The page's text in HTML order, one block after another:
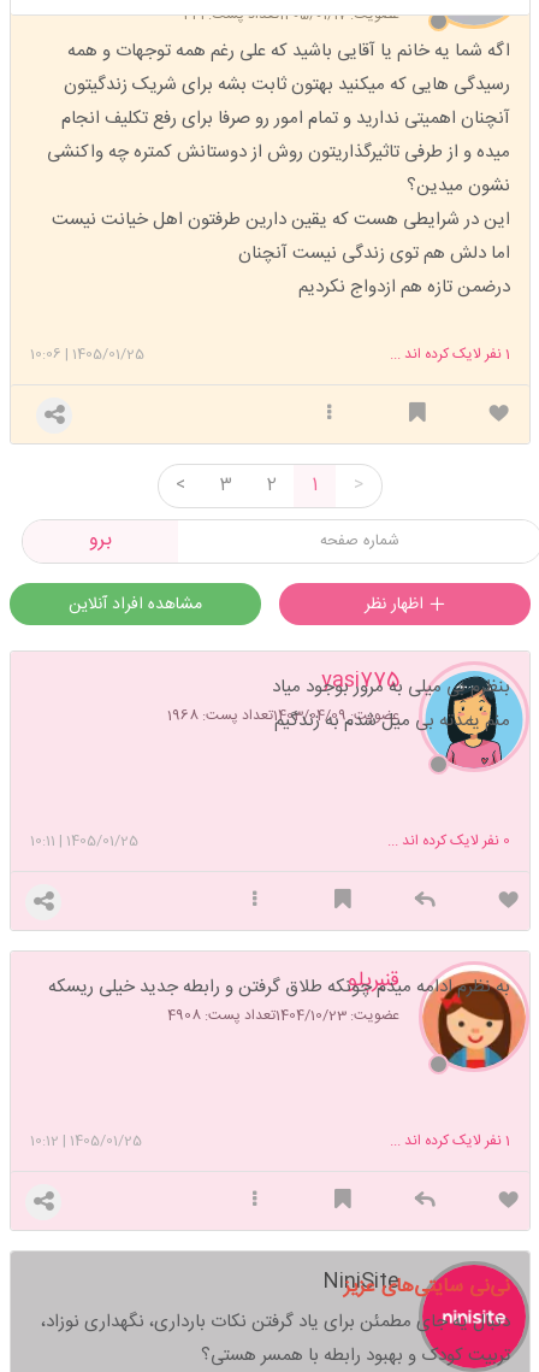
عضویت: 1405/01/17 تعداد پست: 241
اگه شما یه خانم یا آقایی باشید که علی رغم همه توجهات و همه
رسیدگی هایی که میکنید بهتون ثابت بشه برای شریک زندگیتون
آنچنان اهمیتی ندارید و تمام امور رو صرفا برای رفع تکلیف انجام
میده و از طرفی تاثیرگذاریتون روش از دوستانش کمتره چه واکنشی
نشون میدین؟
این در شرایطی هست که یقین دارین طرفتون اهل خیانت نیست
اما دلش هم توی زندگی نیست آنچنان
درضمن تازه هم ازدواج نکردیم
1405/01/25
|
10:06 1نفر لایک کرده اند ...
>
1
2
3
<
برو
مشاهده افراد آنلاین
yasi775
عضویت: 1403/04/09 تعداد پست: 1968
بنظرم بی میلی به مرور بوجود میاد
منم یمدته بی میل شدم به زندگیم
1405/01/25
|
10:11 0 نفر لایک کرده اند ...
قنبرپلو
عضویت: 1404/10/23 تعداد پست: 4908
به نظرم ادامه میدم چونکه طلاق گرفتن و رابطه جدید خیلی ریسکه
1405/01/25
|
10:12 1نفر لایک کرده اند ...
NiniSite
نی‌نی سایتی‌های عزیز
دنبال یه جای مطمئن برای یاد گرفتن نکات بارداری، نگهداری نوزاد،
تربیت کودک و بهبود رابطه با همسر هستی؟